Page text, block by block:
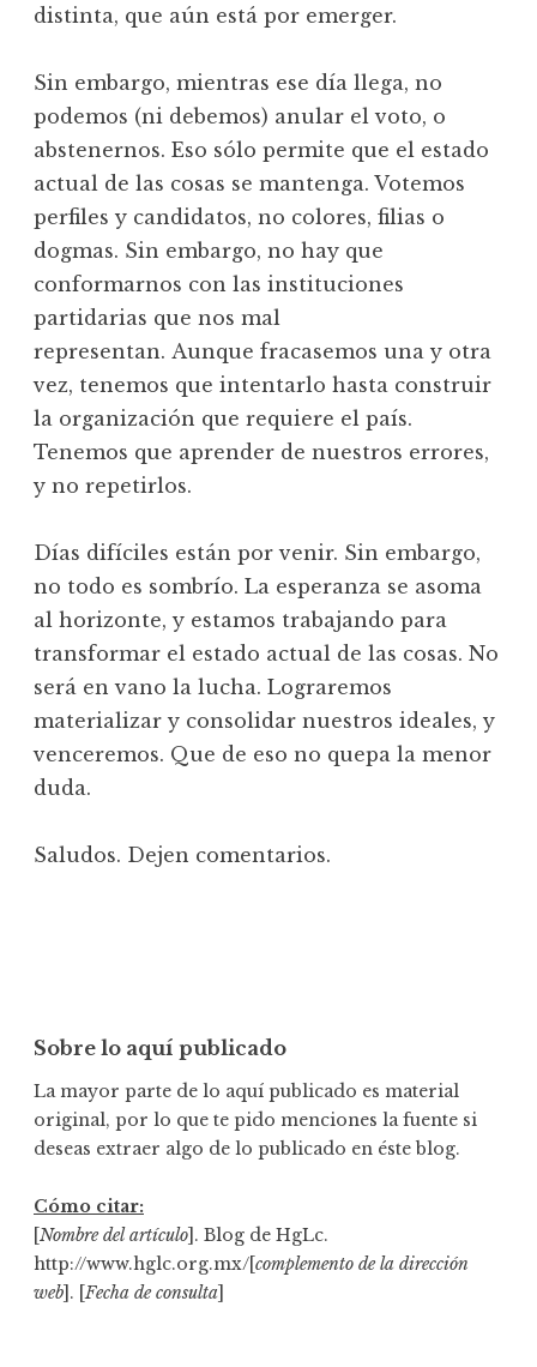
distinta, que aún está por emerger.
Sin embargo, mientras ese día llega, no
podemos (ni debemos) anular el voto, o
abstenernos. Eso sólo permite que el estado
actual de las cosas se mantenga. Votemos
perfiles y candidatos, no colores, filias o
dogmas. Sin embargo, no hay que
conformarnos con las instituciones
partidarias que nos mal
representan. Aunque fracasemos una y otra
vez, tenemos que intentarlo hasta construir
la organización que requiere el país.
Tenemos que aprender de nuestros errores,
y no repetirlos.
Días difíciles están por venir. Sin embargo,
no todo es sombrío. La esperanza se asoma
al horizonte, y estamos trabajando para
transformar el estado actual de las cosas. No
será en vano la lucha. Lograremos
materializar y consolidar nuestros ideales, y
venceremos. Que de eso no quepa la menor
duda.
Saludos. Dejen comentarios.
Sobre lo aquí publicado
La mayor parte de lo aquí publicado es material
original, por lo que te pido menciones la fuente si
deseas extraer algo de lo publicado en éste blog.
Cómo citar:
[Nombre del artículo]. Blog de HgLc.
http://www.hglc.org.mx/[complemento de la dirección
web]. [Fecha de consulta]